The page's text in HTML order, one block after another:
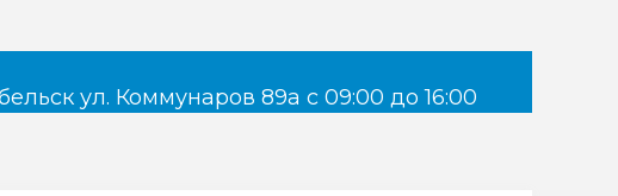
ул. Коммунаров 89а с 09:00 до 16:00